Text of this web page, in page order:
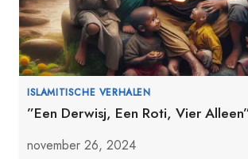
ISLAMITISCHE VERHALEN
”Een Derwisj, Een Roti, Vier
november 26, 2024